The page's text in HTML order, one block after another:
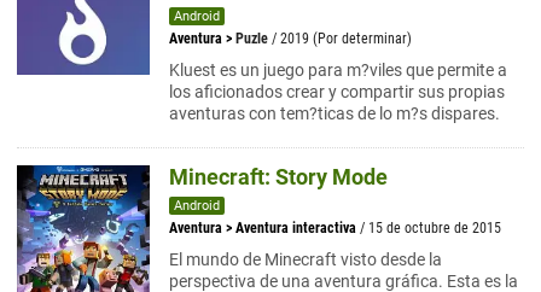
Android
Aventura > Puzle / 2019 (Por determinar)
Kluest es un juego para m?viles que permite a
los aficionados crear y compartir sus propias
aventuras con tem?ticas de lo m?s dispares.
Minecraft: Story Mode
Android
Aventura > Aventura interactiva / 15 de octubre de 2015
El mundo de Minecraft visto desde la
perspectiva de una aventura gráfica. Esta es la